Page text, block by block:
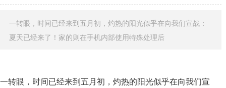
一转眼，时间已经来到五月初，灼热的阳光似乎在向我们宣战：
夏天已经来了！家的则在手机内部使用特殊处理后
一转眼，时间已经来到五月初，灼热的阳光似乎在向我们宣